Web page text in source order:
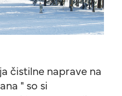
čistilne naprave na
" so si